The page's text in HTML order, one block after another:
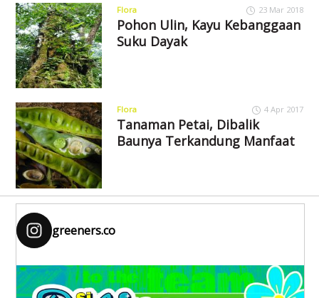
Flora 23 Mar 2018
Pohon Ulin, Kayu Kebanggaan
Suku Dayak
Flora 4 Apr 2017
Tanaman Petai, Dibalik
Baunya Terkandung Manfaat
greeners.co